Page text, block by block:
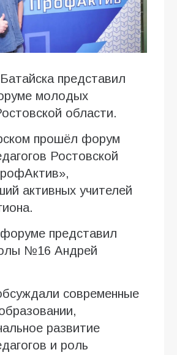
представил
молодых
области.
прошёл форум
Ростовской
активных учителей
представил
№16 Андрей
современные
развитие
и роль